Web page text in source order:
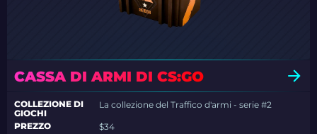
CASSA DI ARMI DI CS:GO
COLLEZIONE DI
GIOCHI
La collezione del Traffico d'armi - serie #2
PREZZO
$34